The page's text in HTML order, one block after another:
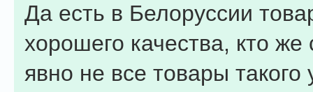
Да есть в Белоруссии
хорошего качества, кто же
явно не все товары такого